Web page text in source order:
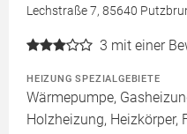
Lechstraße 7, 85640
3 mit einer
HEIZUNG SPEZIALGEBIETE
Wärmepumpe,
Holzheizung, Heizkörper,